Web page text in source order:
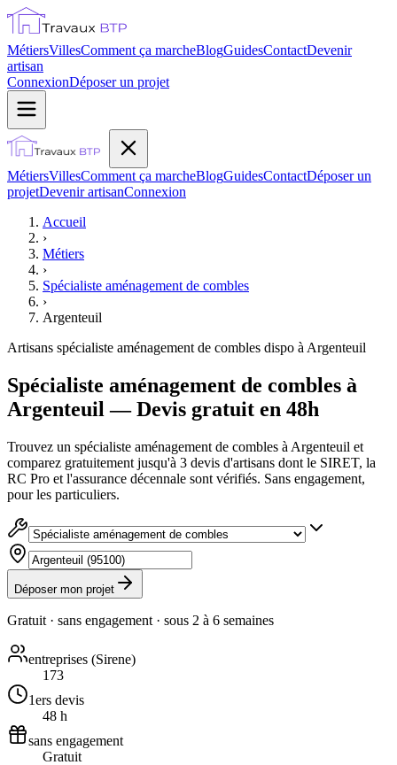
MétiersVillesComment ça marcheBlogGuidesContactDevenir
artisan
ConnexionDéposer un projet
MétiersVillesComment ça marcheBlogGuidesContactDéposer un
projetDevenir artisanConnexion
Accueil
›
Métiers
›
Spécialiste aménagement de combles
›
Argenteuil
Artisans spécialiste aménagement de combles dispo à Argenteuil
Spécialiste aménagement de combles à
Argenteuil — Devis gratuit en 48h
Trouvez un spécialiste aménagement de combles à Argenteuil et
comparez gratuitement jusqu'à 3 devis d'artisans dont le SIRET, la
RC Pro et l'assurance décennale sont vérifiés. Sans engagement,
pour les particuliers.
Déposer mon projet
Gratuit · sans engagement · sous 2 à 6 semaines
entreprises (Sirene)
173
1ers devis
48 h
sans engagement
Gratuit